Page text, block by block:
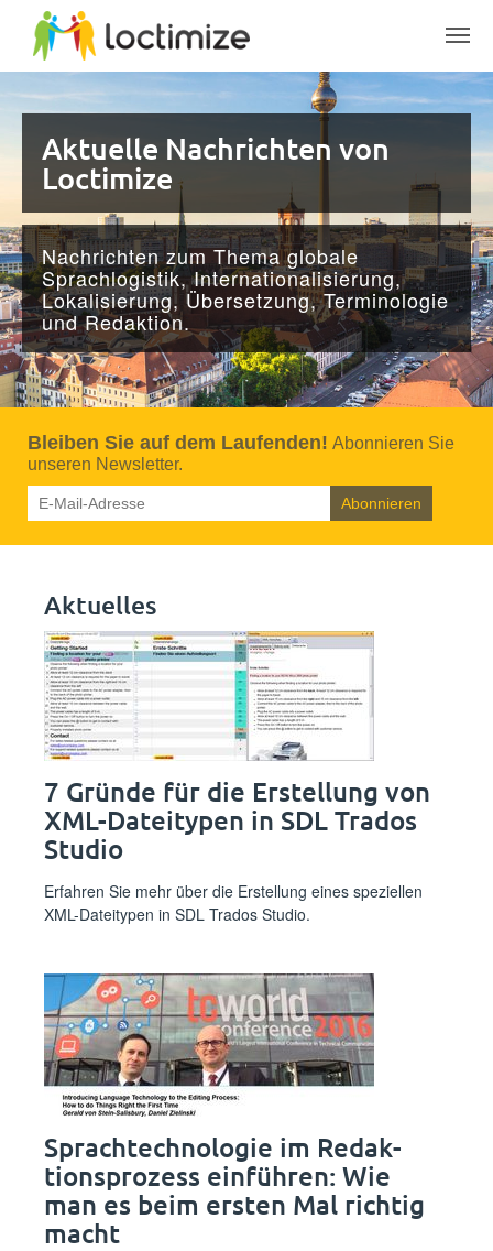
Skip to main content
Aktuelle Nachrichten von
Loctimize
Nachrichten zum Thema globale
Sprachlogistik, Internationalisierung,
Lokalisierung, Über­setzung, Terminologie
und Redaktion.
Bleiben Sie auf dem Laufenden! Abonnieren Sie
unseren Newsletter.
Aktuelles
7 Gründe für die Erstellung von
XML-Dateitypen in SDL Trados
Studio
Erfahren Sie mehr über die Erstellung eines speziellen
XML-Dateitypen in SDL Trados Studio.
Sprachtechnologie im Redak­
tionsprozess einführen: Wie
man es beim ersten Mal richtig
macht